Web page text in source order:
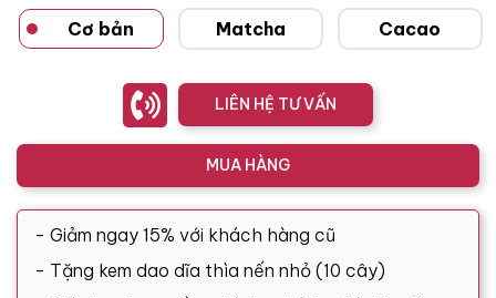
Cơ bản Matcha Cacao
LIÊN HỆ TƯ VẤN
MUA HÀNG
- Giảm ngay 15% với khách hàng cũ
- Tặng kem dao dĩa thìa nến nhỏ (10 cây)